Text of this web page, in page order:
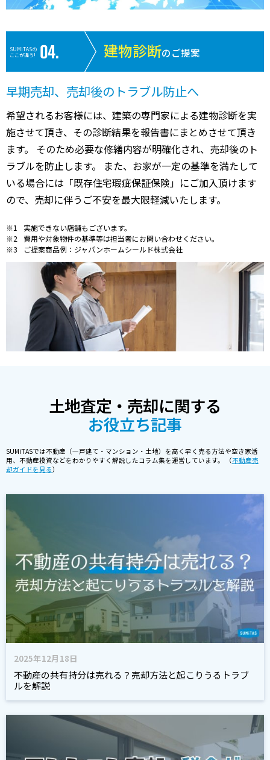
SUMiTASの
ここが違う!
建物診断のご提案
早期売却、売却後のトラブル防止へ
希望されるお客様には、建築の専門家による建物診断を実
施させて頂き、その診断結果を報告書にまとめさせて頂き
ます。 そのため必要な修繕内容が明確化され、売却後のト
ラブルを防止します。 また、お家が一定の基準を満たして
いる場合には「既存住宅瑕疵保証保険」にご加入頂けます
ので、売却に伴うご不安を最大限軽減いたします。
実施できない店舗もございます。
費用や対象物件の基準等は担当者にお問い合わせください。
ご提案商品例：ジャパンホームシールド株式会社
土地査定・売却に関する
お役立ち記事
SUMiTASでは不動産（一戸建て・マンション・土地）を高く早く売る方法や空き家活
用、不動産投資などをわかりやすく解説したコラム集を運営しています。 （不動産売
却ガイドを見る）
2025年12月18日
不動産の共有持分は売れる？売却方法と起こりうるトラブ
ルを解説